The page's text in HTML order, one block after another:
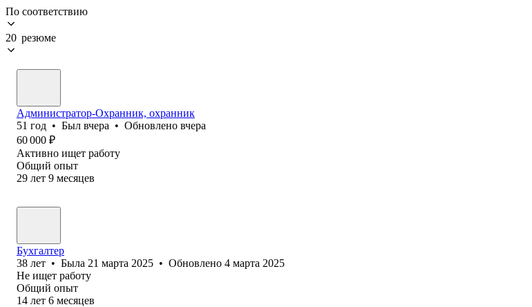
По соответствию
20 резюме
Администратор-Охранник, охранник
51 год • Был вчера • Обновлено вчера
60 000 ₽
Активно ищет работу
Общий опыт
29 лет 9 месяцев
Бухгалтер
38 лет • Была 21 марта 2025 • Обновлено 4 марта 2025
Не ищет работу
Общий опыт
14 лет 6 месяцев